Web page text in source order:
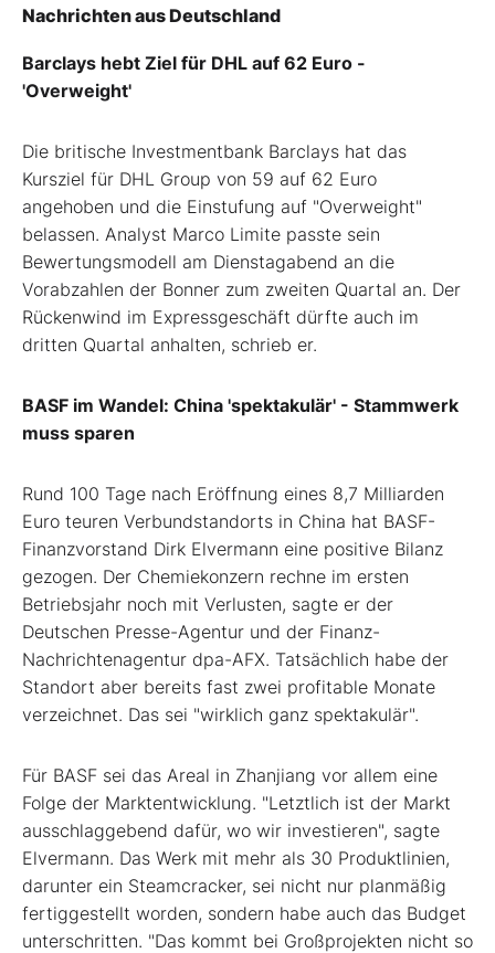
Nachrichten aus Deutschland
Barclays hebt Ziel für DHL auf 62 Euro -
'Overweight'
Die britische Investmentbank Barclays hat das
Kursziel für DHL Group von 59 auf 62 Euro
angehoben und die Einstufung auf "Overweight"
belassen. Analyst Marco Limite passte sein
Bewertungsmodell am Dienstagabend an die
Vorabzahlen der Bonner zum zweiten Quartal an. Der
Rückenwind im Expressgeschäft dürfte auch im
dritten Quartal anhalten, schrieb er.
BASF im Wandel: China 'spektakulär' - Stammwerk
muss sparen
Rund 100 Tage nach Eröffnung eines 8,7 Milliarden
Euro teuren Verbundstandorts in China hat BASF-
Finanzvorstand Dirk Elvermann eine positive Bilanz
gezogen. Der Chemiekonzern rechne im ersten
Betriebsjahr noch mit Verlusten, sagte er der
Deutschen Presse-Agentur und der Finanz-
Nachrichtenagentur dpa-AFX. Tatsächlich habe der
Standort aber bereits fast zwei profitable Monate
verzeichnet. Das sei "wirklich ganz spektakulär".
Für BASF sei das Areal in Zhanjiang vor allem eine
Folge der Marktentwicklung. "Letztlich ist der Markt
ausschlaggebend dafür, wo wir investieren", sagte
Elvermann. Das Werk mit mehr als 30 Produktlinien,
darunter ein Steamcracker, sei nicht nur planmäßig
fertiggestellt worden, sondern habe auch das Budget
unterschritten. "Das kommt bei Großprojekten nicht so